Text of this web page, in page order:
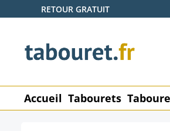
au contenu principal
Passer à la recherche
Passer à la navigation principale
RETOUR GRATUIT
Accueil Tabourets